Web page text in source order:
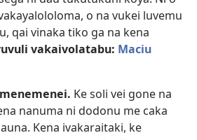
o na vukei luvemu
qai vinaka tiko ga na kena
vakaivolatabu: Maciu
Ke soli vei gone na
nanuma ni dodonu me caka
Kena ivakaraitaki, ke